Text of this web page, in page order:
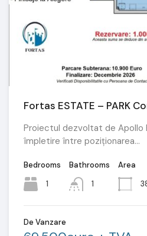
Fortas ESTATE – PARK
Proiectul dezvoltat de Apollo
împletire între poziționarea…
Bedrooms
1
Bathrooms
1
Area
De Vanzare